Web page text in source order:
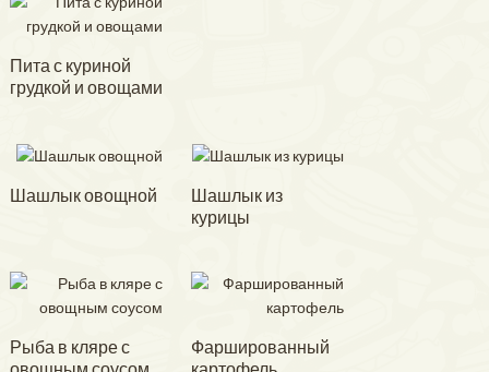
Пита с куриной
грудкой и овощами
Шашлык овощной
Шашлык из
курицы
Рыба в кляре с
овощным соусом
Фаршированный
картофель